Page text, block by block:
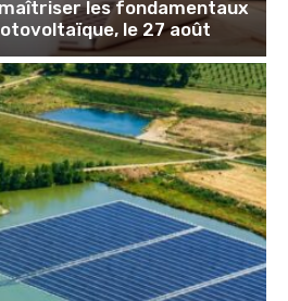
les fondamentaux
le 27 août